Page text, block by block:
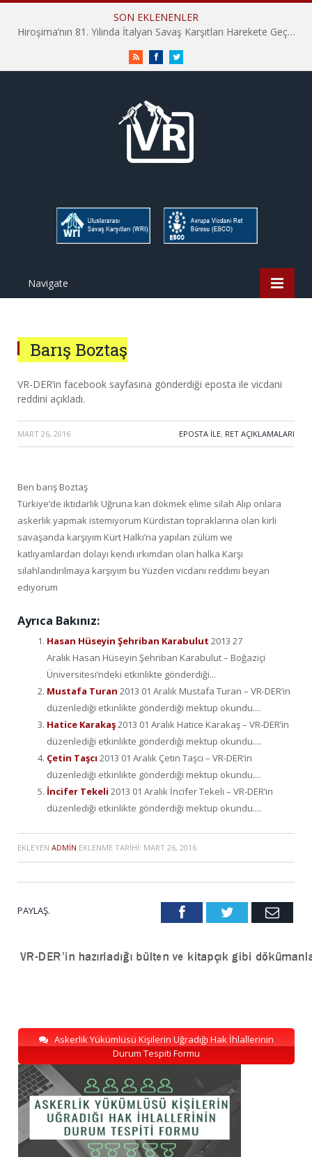
SON EKLENENLER
Hiroşima’nın 81. Yılında İtalyan Savaş Karşıtları Harekete Geçti: “Hatırlamak yeterli değil”
RSS FacebookTwitter
Navigate
Barış Boztaş
VR-DER’in facebook sayfasına gönderdiği eposta ile vicdani
reddini açıkladı.
MART 26, 2016 · EPOSTA ILE, RET AÇIKLAMALARI
Ben barış Boztaş
Türkiye’de iktidarlık Uğruna kan dökmek elime silah Alıp onlara
askerlık yapmak istemıyorum Kürdistan topraklarına olan kirli
savaşanda karşıyım Kürt Halkı’na yapılan zülüm we
katlıyamlardan dolayı kendı ırkımdan olan halka Karşı
silahlandırılmaya karşıyım bu Yüzden vicdanı reddımı beyan
edıyorum
Ayrıca Bakınız:
Hasan Hüseyin Şehriban Karabulut 2013 27
Aralık Hasan Hüseyin Şehriban Karabulut – Boğaziçi
Üniversitesi’ndeki etkinlikte gönderdiği...
Mustafa Turan 2013 01 Aralık Mustafa Turan – VR-DER’in
düzenlediği etkinlikte gönderdiği mektup okundu....
Hatice Karakaş2013 01 Aralık Hatice Karakaş – VR-DER’in
düzenlediği etkinlikte gönderdiği mektup okundu....
Çetin Taşcı 2013 01 Aralık Çetin Taşcı – VR-DER’in
düzenlediği etkinlikte gönderdiği mektup okundu....
İncifer Tekeli 2013 01 Aralık İncifer Tekeli – VR-DER’in
düzenlediği etkinlikte gönderdiği mektup okundu....
EKLEYEN ADMIN EKLENME TARIHI: MART 26, 2016
PAYLAŞ. FacebookTwitter Email
Askerlik Yükümlüsü Kişilerin Uğradığı Hak İhlallerinin
Durum Tespiti Formu